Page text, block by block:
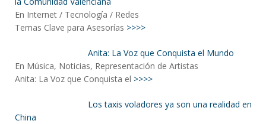
En Internet / Tecnología / Redes
Temas Clave para Asesorías >>>>
Anita: La Voz que Conquista el Mundo
En Música, Noticias, Representación de Artistas
Anita: La Voz que Conquista el >>>>
Los taxis voladores ya son una realidad en
China